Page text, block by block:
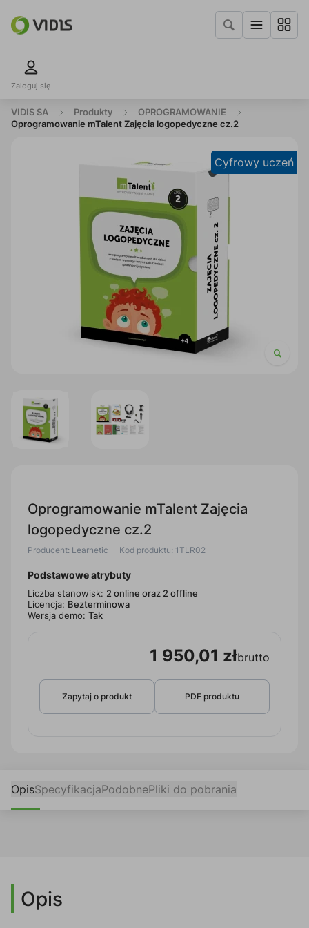
Zaloguj się
VIDIS SA Produkty
OPROGRAMOWANIE
Oprogramowanie mTalent Zajęcia logopedyczne cz.2
Cyfrowy uczeń
Oprogramowanie mTalent Zajęcia
logopedyczne cz.2
Producent: Learnetic Kod produktu: 1TLR02
Podstawowe atrybuty
Liczba stanowisk: 2 online oraz 2 offline
Licencja: Bezterminowa
Wersja demo: Tak
1 950,01 złbrutto
Zapytaj o produkt PDF produktu
OpisSpecyfikacjaPodobnePliki do pobrania
Opis